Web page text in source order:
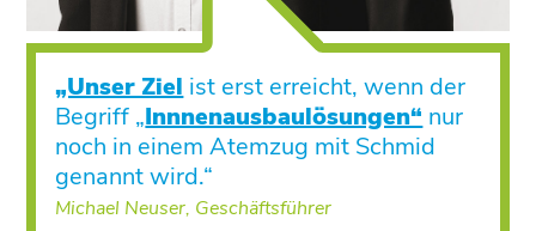
„Unser Ziel ist erst erreicht, wenn der
Begriff „Innnenausbaulösungen“ nur
noch in einem Atemzug mit Schmid
genannt wird.“
Michael Neuser, Geschäftsführer